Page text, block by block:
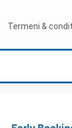
Termeni &